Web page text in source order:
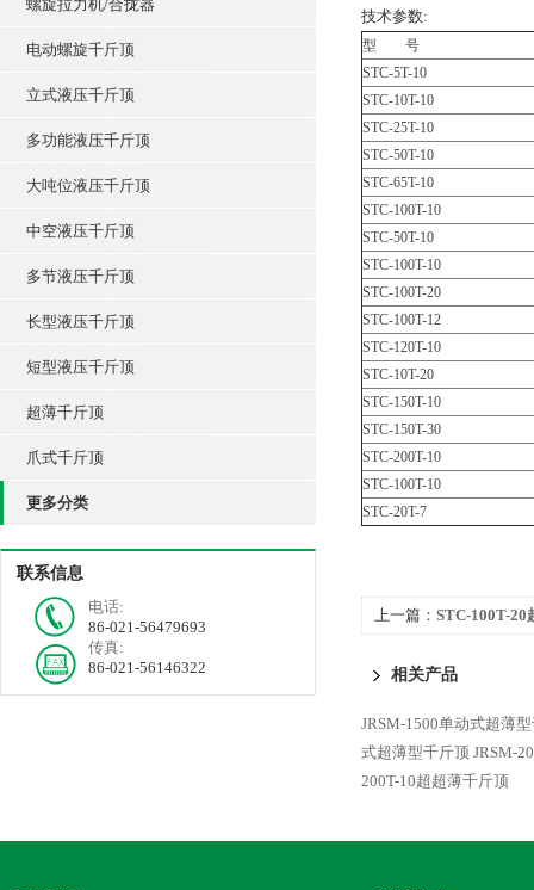
螺旋拉力机/合拢器
电动螺旋千斤顶
立式液压千斤顶
多功能液压千斤顶
大吨位液压千斤顶
中空液压千斤顶
多节液压千斤顶
长型液压千斤顶
短型液压千斤顶
超薄千斤顶
爪式千斤顶
更多分类
联系信息
电话:
86-021-56479693
传真:
86-021-56146322
技术参数:
型 号
STC-5T-10
STC-10T-10
STC-25T-10
STC-50T-10
STC-65T-10
STC-100T-10
STC-50T-10
STC-100T-10
STC-100T-20
STC-100T-12
STC-120T-10
STC-10T-20
STC-150T-10
STC-150T-30
STC-200T-10
STC-100T-10
STC-20T-7
上一篇： STC-100T-20
相关产品
JRSM-1500单动式超薄
式超薄型千斤顶 JRSM-
200T-10超超薄千斤顶